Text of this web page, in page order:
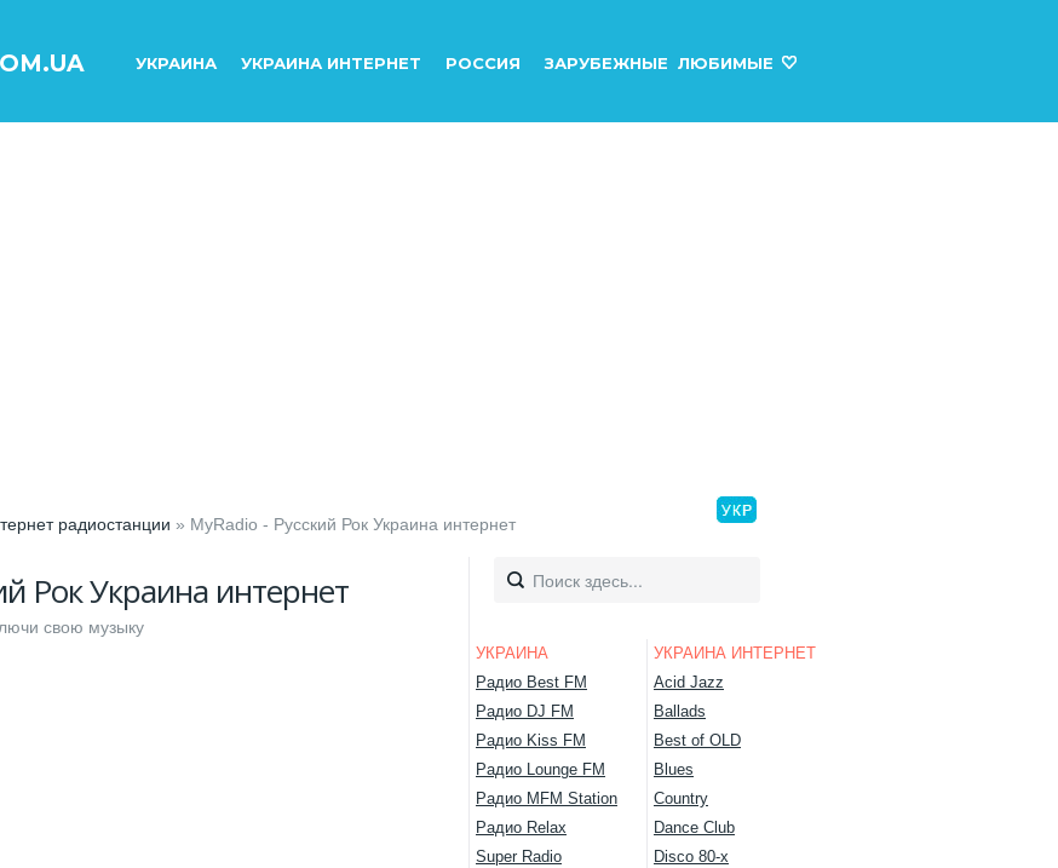
УКРАИНА УКРАИНА ИНТЕРНЕТ РОССИЯ ЗАРУБЕЖНЫЕ ЛЮБИМЫЕ
радиостанции » MyRadio - Русский Рок Украина интернет
Рок Украина интернет
свою музыку
УКРАИНА
Радио Best FM
Радио DJ FM
Радио Kiss FM
Радио Lounge FM
Радио MFM Station
Радио Relax
Super Radio
УКРАИНА ИНТЕРНЕТ
Acid Jazz
Ballads
Best of OLD
Blues
Country
Dance Club
Disco 80-х